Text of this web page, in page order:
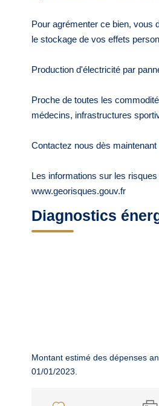
Pour agrémenter ce bien, vous
le stockage de vos effets
Production d'électricité par
Proche de toutes les
médecins, infrastructures
Contactez nous dès
Les informations sur les
www.georisques.gouv.fr
Diagnostics
Montant estimé des dépenses
01/01/2023.